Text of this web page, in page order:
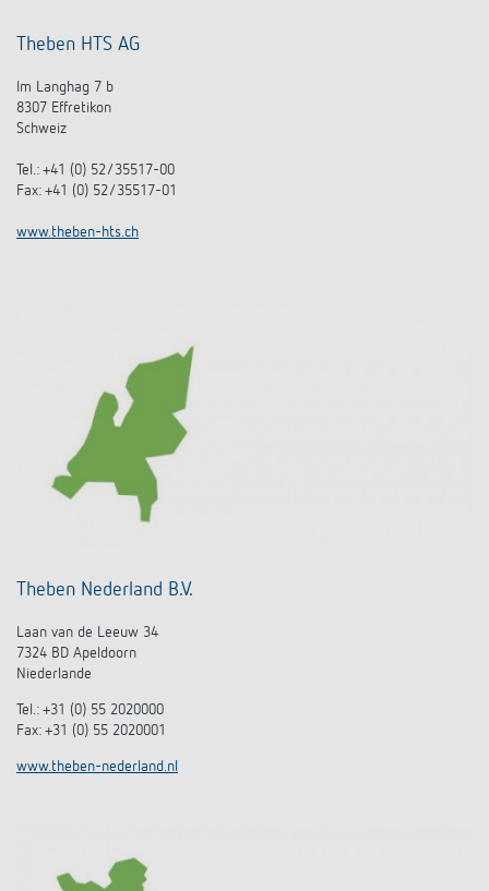
Theben HTS AG
Im Langhag 7 b
8307 Effretikon
Schweiz
Tel.: +41 (0) 52/35517-00
Fax: +41 (0) 52/35517-01
www.theben-hts.ch
Theben Nederland B.V.
Laan van de Leeuw 34
7324 BD Apeldoorn
Niederlande
Tel.: +31 (0) 55 2020000
Fax: +31 (0) 55 2020001
www.theben-nederland.nl